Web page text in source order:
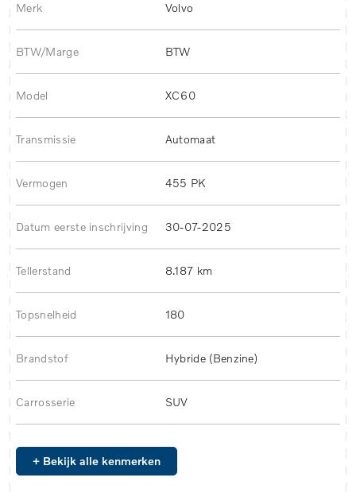
Merk Volvo
BTW/Marge BTW
Model XC60
Transmissie Automaat
Vermogen 455 PK
Datum eerste inschrijving 30-07-2025
Tellerstand 8.187 km
Topsnelheid 180
Brandstof Hybride (Benzine)
Carrosserie SUV
+ Bekijk alle kenmerken